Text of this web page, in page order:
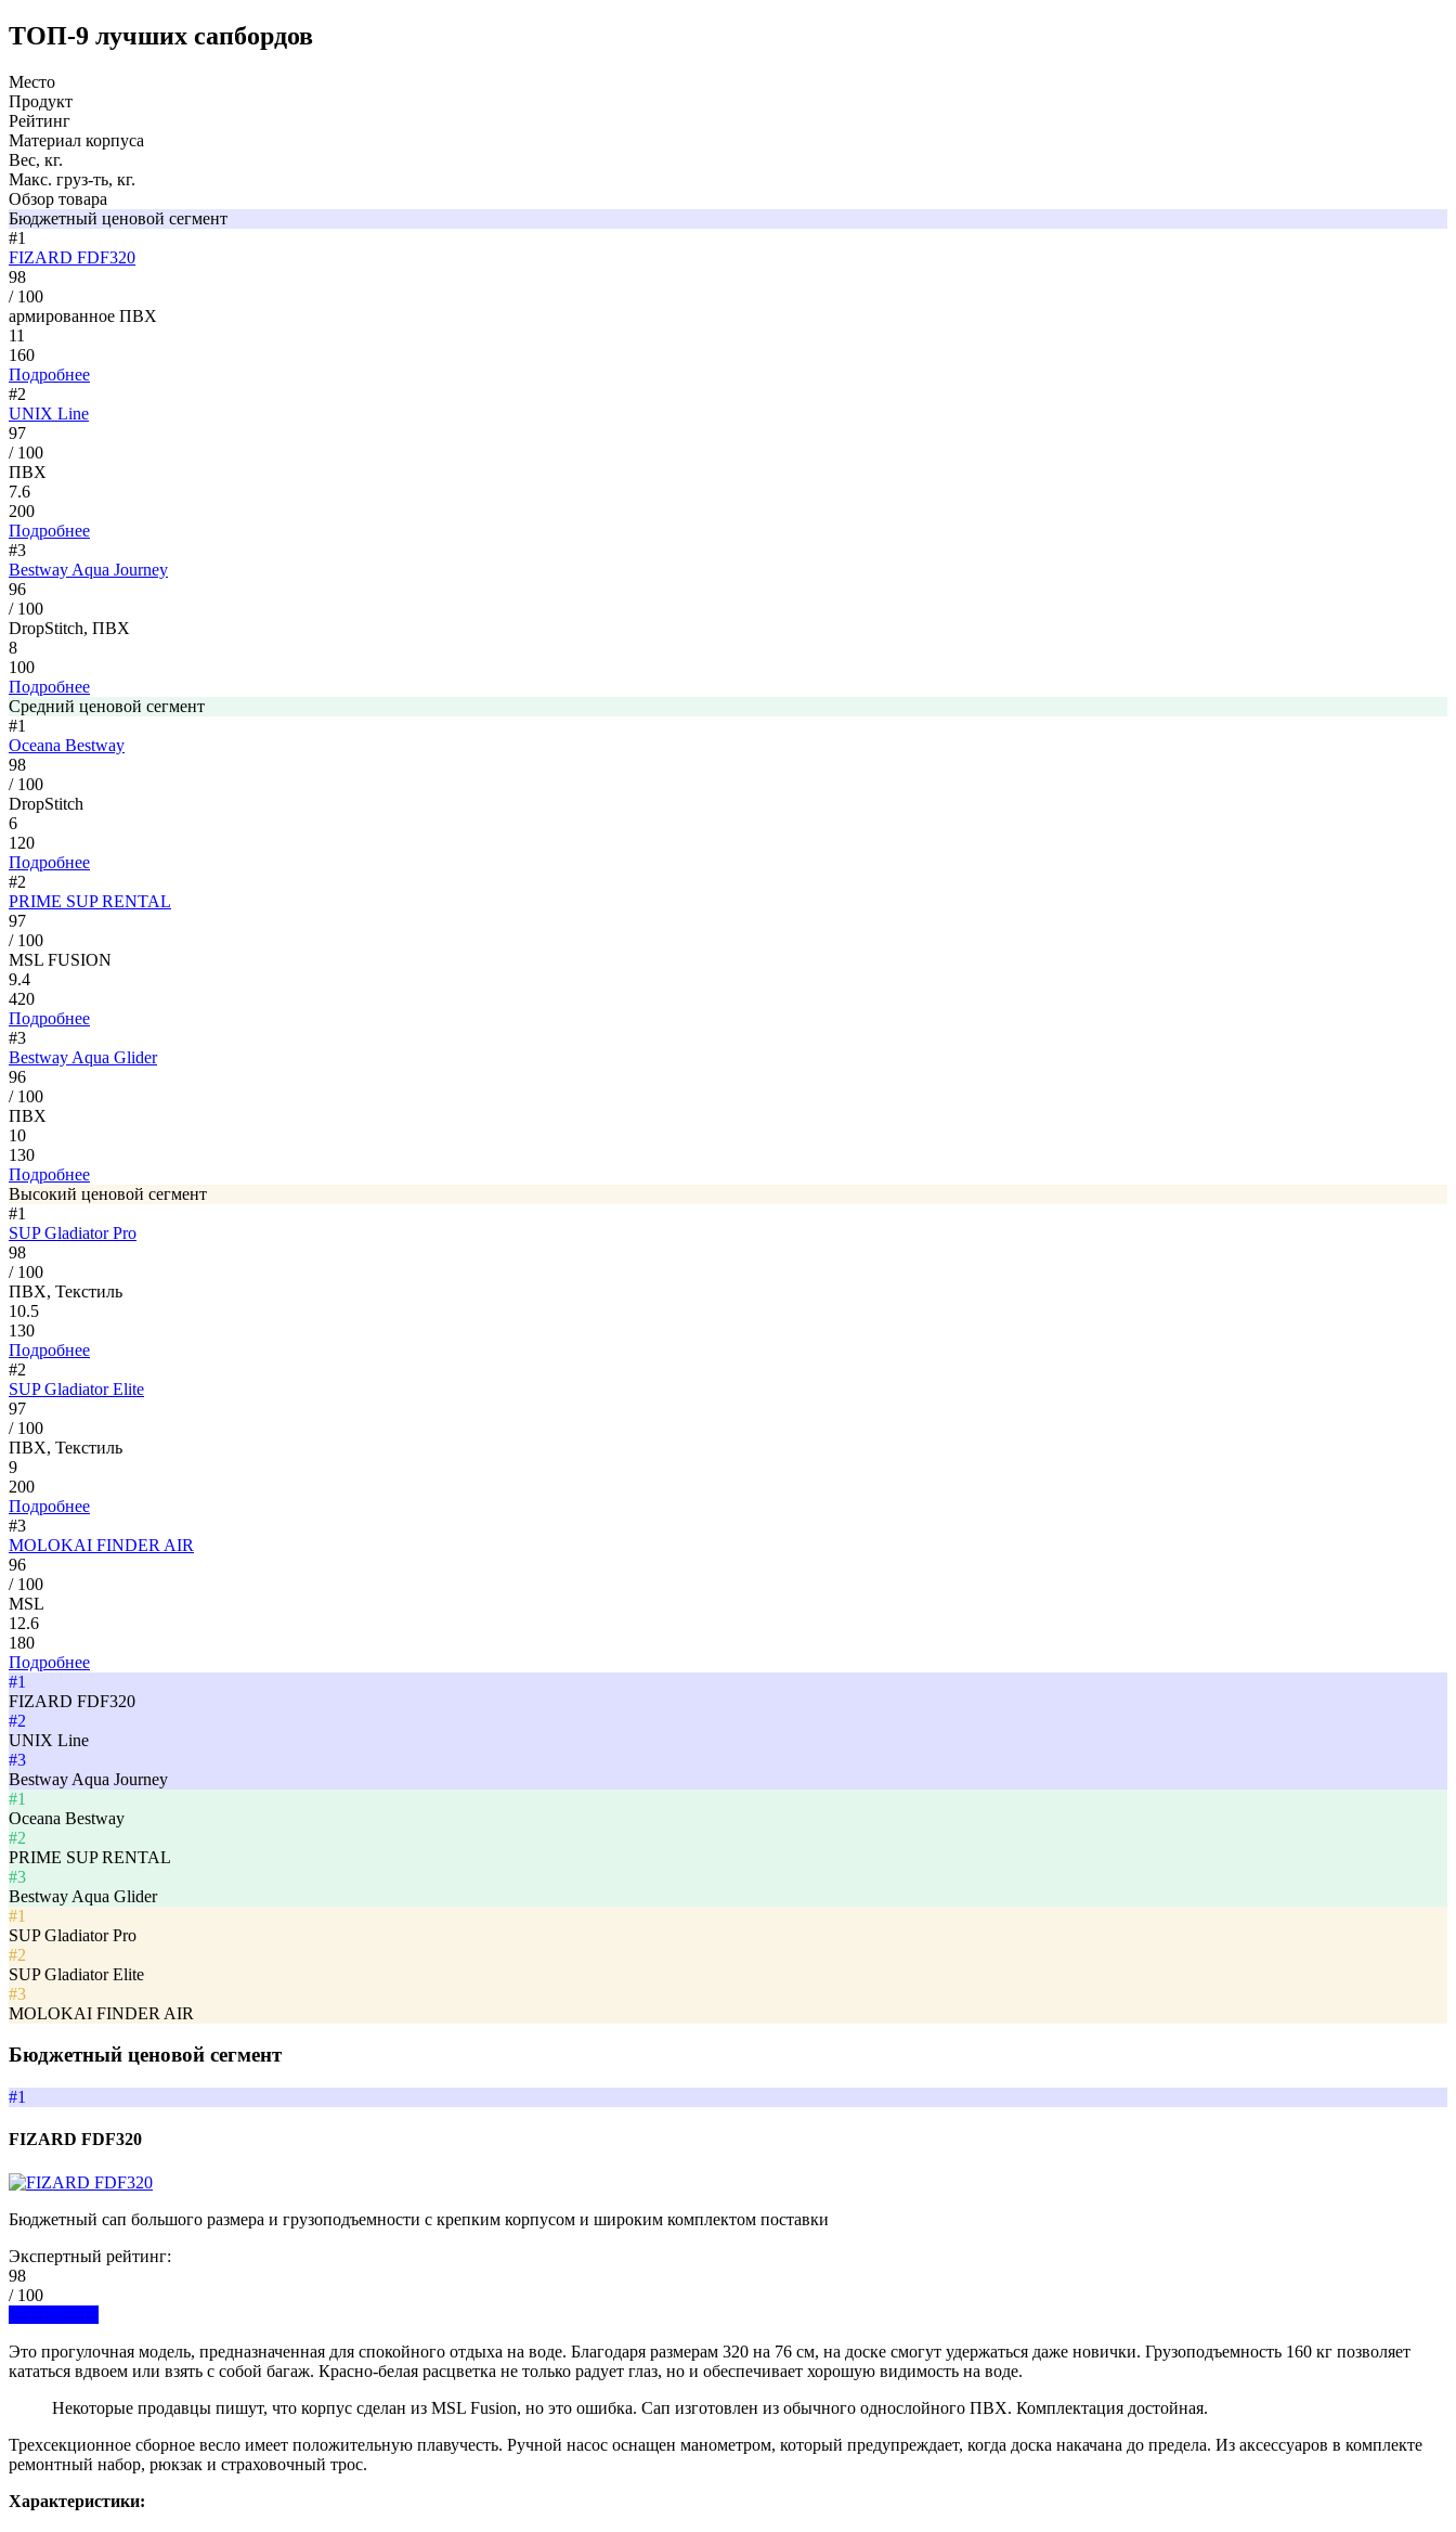
ТОП-9 лучших сапбордов
Место
Продукт
Рейтинг
Материал корпуса
Вес, кг.
Макс. груз-ть, кг.
Обзор товара
Бюджетный ценовой сегмент
#1
FIZARD FDF320
98
/ 100
армированное ПВХ
11
160
Подробнее
#2
UNIX Line
97
/ 100
ПВХ
7.6
200
Подробнее
#3
Bestway Aqua Journey
96
/ 100
DropStitch, ПВХ
8
100
Подробнее
Средний ценовой сегмент
#1
Oceana Bestway
98
/ 100
DropStitch
6
120
Подробнее
#2
PRIME SUP RENTAL
97
/ 100
MSL FUSION
9.4
420
Подробнее
#3
Bestway Aqua Glider
96
/ 100
ПВХ
10
130
Подробнее
Высокий ценовой сегмент
#1
SUP Gladiator Pro
98
/ 100
ПВХ, Текстиль
10.5
130
Подробнее
#2
SUP Gladiator Elite
97
/ 100
ПВХ, Текстиль
9
200
Подробнее
#3
MOLOKAI FINDER AIR
96
/ 100
MSL
12.6
180
Подробнее
#1
FIZARD FDF320
#2
UNIX Line
#3
Bestway Aqua Journey
#1
Oceana Bestway
#2
PRIME SUP RENTAL
#3
Bestway Aqua Glider
#1
SUP Gladiator Pro
#2
SUP Gladiator Elite
#3
MOLOKAI FINDER AIR
Бюджетный ценовой сегмент
#1
FIZARD FDF320
Бюджетный сап большого размера и грузоподъемности с крепким корпусом и широким комплектом поставки
Экспертный рейтинг:
98
/ 100
Это прогулочная модель, предназначенная для спокойного отдыха на воде. Благодаря размерам 320 на 76 см, на доске смогут удержаться даже новички. Грузоподъемность 160 кг позволяет
кататься вдвоем или взять с собой багаж. Красно-белая расцветка не только радует глаз, но и обеспечивает хорошую видимость на воде.
Некоторые продавцы пишут, что корпус сделан из MSL Fusion, но это ошибка. Сап изготовлен из обычного однослойного ПВХ. Комплектация достойная.
Трехсекционное сборное весло имеет положительную плавучесть. Ручной насос оснащен манометром, который предупреждает, когда доска накачана до предела. Из аксессуаров в комплекте
ремонтный набор, рюкзак и страховочный трос.
Характеристики: